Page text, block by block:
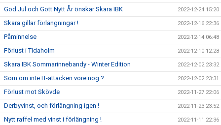
God Jul och Gott Nytt År önskar Skara IBK 2022-12-24 15:20
Skara gillar förlängningar ! 2022-12-16 22:36
Påminnelse 2022-12-14 06:48
Förlust i Tidaholm 2022-12-10 12:28
Skara IBK Sommarinnebandy - Winter Edition 2022-12-02 23:32
Som om inte IT-attacken vore nog ? 2022-12-02 23:31
Förlust mot Skövde 2022-11-27 22:06
Derbyvinst, och förlängning igen ! 2022-11-23 23:52
Nytt raffel med vinst i förlängning ! 2022-11-11 22:36